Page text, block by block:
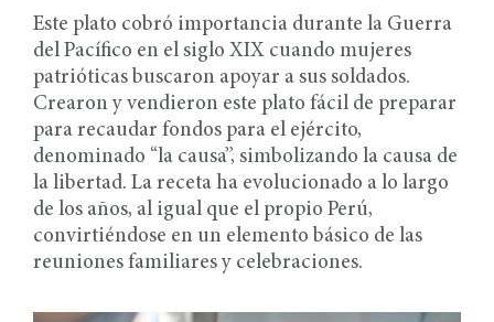
Este plato cobró importancia durante la Guerra
del Pacífico en el siglo XIX cuando mujeres
patrióticas buscaron apoyar a sus soldados.
Crearon y vendieron este plato fácil de preparar
para recaudar fondos para el ejército,
denominado “la causa”, simbolizando la causa de
la libertad. La receta ha evolucionado a lo largo
de los años, al igual que el propio Perú,
convirtiéndose en un elemento básico de las
reuniones familiares y celebraciones.